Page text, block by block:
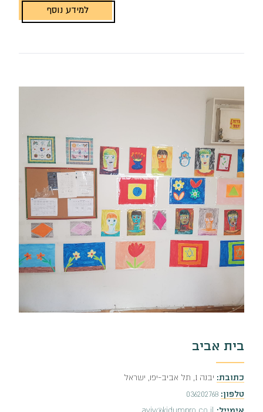
למידע נוסף
בית אביב
כתובת: יבנה 1, תל אביב-יפו, ישראל
טלפון: 036202768
אימייל: